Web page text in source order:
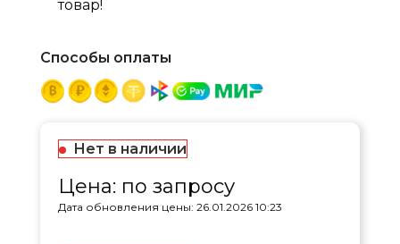
товар!
Способы оплаты
Нет в наличии
Цена: по запросу
Дата обновления цены: 26.01.2026 10:23